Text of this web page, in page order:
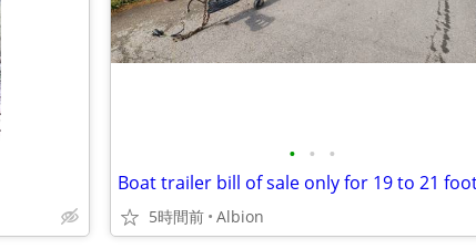
• • •
5時間前 Albion